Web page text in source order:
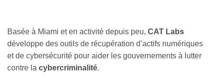
Basée à Miami et en activité depuis peu, CAT Labs
développe des outils de récupération d’actifs numériques
et de cybersécurité pour aider les gouvernements à lutter
contre la cybercriminalité.